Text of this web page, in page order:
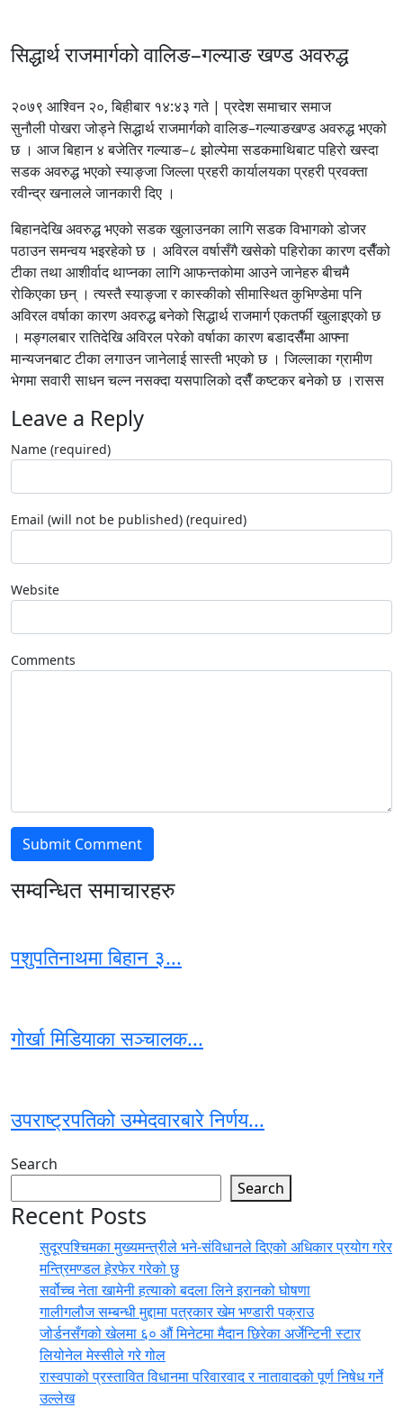
सिद्धार्थ राजमार्गको वालिङ–गल्याङ खण्ड अवरुद्ध
२०७९ आश्विन २०, बिहीबार १४:४३ गते | प्रदेश समाचार समाज
सुनौली पोखरा जोड्ने सिद्धार्थ राजमार्गको वालिङ–गल्याङखण्ड अवरुद्ध भएको
छ । आज बिहान ४ बजेतिर गल्याङ–८ झोल्पेमा सडकमाथिबाट पहिरो खस्दा
सडक अवरुद्ध भएको स्याङ्जा जिल्ला प्रहरी कार्यालयका प्रहरी प्रवक्ता
रवीन्द्र खनालले जानकारी दिए ।
बिहानदेखि अवरुद्ध भएको सडक खुलाउनका लागि सडक विभागको डोजर
पठाउन समन्वय भइरहेको छ । अविरल वर्षासँगै खसेको पहिरोका कारण दसैँको
टीका तथा आशीर्वाद थाप्नका लागि आफन्तकोमा आउने जानेहरु बीचमै
रोकिएका छन् । त्यस्तै स्याङ्जा र कास्कीको सीमास्थित कुभिण्डेमा पनि
अविरल वर्षाका कारण अवरुद्ध बनेको सिद्धार्थ राजमार्ग एकतर्फी खुलाइएको छ
। मङ्गलबार रातिदेखि अविरल परेको वर्षाका कारण बडादसैँमा आफ्ना
मान्यजनबाट टीका लगाउन जानेलाई सास्ती भएको छ । जिल्लाका ग्रामीण
भेगमा सवारी साधन चल्न नसक्दा यसपालिको दसैँ कष्टकर बनेको छ ।रासस
Leave a Reply
Name (required)
Email (will not be published) (required)
Website
Comments
सम्वन्धित समाचारहरु
पशुपतिनाथमा बिहान ३...
गोर्खा मिडियाका सञ्‍चालक...
उपराष्ट्रपतिको उम्मेदवारबारे निर्णय...
Search
Search
Recent Posts
सुदूरपश्चिमका मुख्यमन्त्रीले भने-संविधानले दिएको अधिकार प्रयोग गरेर
मन्त्रिमण्डल हेरफेर गरेको छु
सर्वोच्च नेता खामेनी हत्याको बदला लिने इरानको घोषणा
गालीगलौज सम्बन्धी मुद्दामा पत्रकार खेम भण्डारी पक्राउ
जोर्डनसँगको खेलमा ६० औं मिनेटमा मैदान छिरेका अर्जेन्टिनी स्टार
लियोनेल मेस्सीले गरे गोल
रास्वपाको प्रस्तावित विधानमा परिवारवाद र नातावादको पूर्ण निषेध गर्ने
उल्लेख